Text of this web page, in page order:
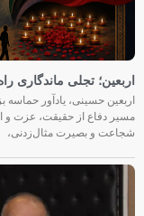
اربعین؛ تجلی ماندگاری
اربعین حسینی، یادآور حماسه
مسیر دفاع از حقیقت، عزت
شجاعت و بصیرت مثال‌زدنی،